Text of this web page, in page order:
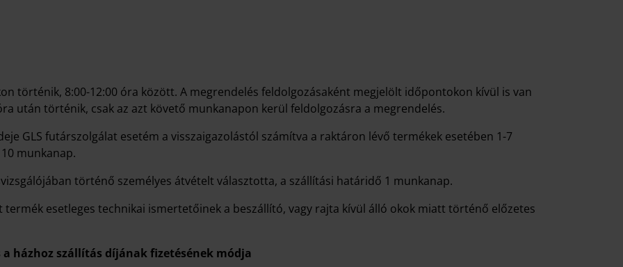
történik, 8:00-12:00 óra között. A megrendelés feldolgozásaként megjelölt időpontokon kívül is van
után történik, csak az azt követő munkanapon kerül feldolgozásra a megrendelés.
GLS futárszolgálat esetém a visszaigazolástól számítva a raktáron lévő termékek esetében 1-7
munkanap.
történő személyes átvételt választotta, a szállítási határidő 1 munkanap.
termék esetleges technikai ismertetőinek a beszállító, vagy rajta kívül álló okok miatt történő előzetes
házhoz szállítás díjának fizetésének módja